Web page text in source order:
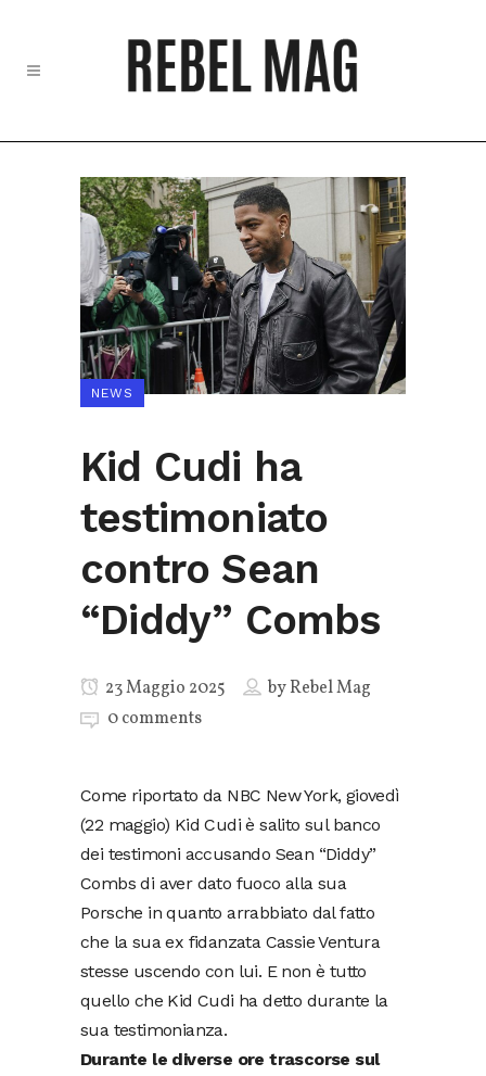
NEWS
Kid Cudi ha
testimoniato
contro Sean
“Diddy” Combs
23 Maggio 2025 byRebel Mag
0 comments
Come riportato da NBC New York, giovedì
(22 maggio) Kid Cudi è salito sul banco
dei testimoni accusando Sean “Diddy”
Combs di aver dato fuoco alla sua
Porsche in quanto arrabbiato dal fatto
che la sua ex fidanzata Cassie Ventura
stesse uscendo con lui. E non è tutto
quello che Kid Cudi ha detto durante la
sua testimonianza.
Durante le diverse ore trascorse sul